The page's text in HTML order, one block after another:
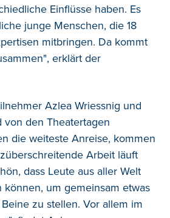
Einflüsse haben. Es
junge Menschen, die 18
mitbringen. Da kommt
erklärt der
Azlea Wriessnig und
den Theatertagen
die weiteste Anreise, kommen
Arbeit läuft
dass Leute aus aller Welt
können, um gemeinsam etwas
zu stellen. Vor allem im